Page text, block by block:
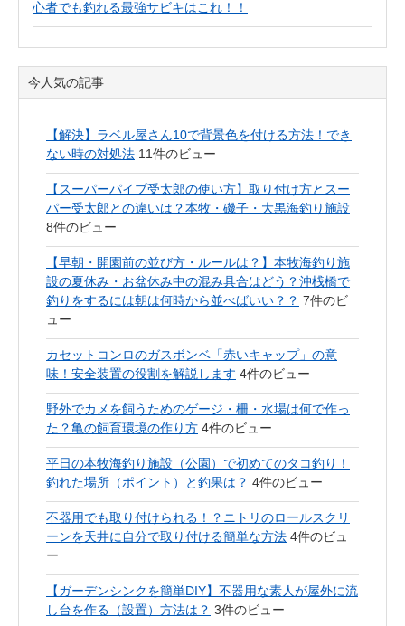
心者でも釣れる最強サビキはこれ！！
今人気の記事
【解決】ラベル屋さん10で背景色を付ける方法！でき
ない時の対処法 11件のビュー
【スーパーパイプ受太郎の使い方】取り付け方とスー
パー受太郎との違いは？本牧・磯子・大黒海釣り施設
8件のビュー
【早朝・開園前の並び方・ルールは？】本牧海釣り施
設の夏休み・お盆休み中の混み具合はどう？沖桟橋で
釣りをするには朝は何時から並べばいい？？ 7件のビ
ュー
カセットコンロのガスボンベ「赤いキャップ」の意
味！安全装置の役割を解説します 4件のビュー
野外でカメを飼うためのゲージ・柵・水場は何で作っ
た？亀の飼育環境の作り方 4件のビュー
平日の本牧海釣り施設（公園）で初めてのタコ釣り！
釣れた場所（ポイント）と釣果は？ 4件のビュー
不器用でも取り付けられる！？ニトリのロールスクリ
ーンを天井に自分で取り付ける簡単な方法 4件のビュ
ー
【ガーデンシンクを簡単DIY】不器用な素人が屋外に流
し台を作る（設置）方法は？ 3件のビュー